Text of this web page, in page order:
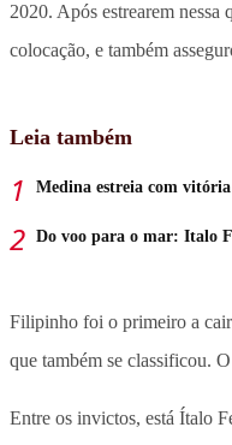
2020. Após estrearem
colocação, e também
Leia também
Medina estreia com
Do voo para o mar: Italo
Filipinho foi o primeiro a cair
que também se classificou.
Entre os invictos, está Ítalo